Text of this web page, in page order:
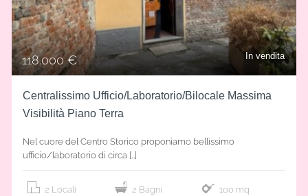
In vendita
118.000 €
Centralissimo Ufficio/Laboratorio/Bilocale Massima
Visibilità Piano Terra
Nel cuore del Centro Storico proponiamo bellissimo
ufficio/laboratorio di circa […]
2 Locali 2 Bagni 100 mq